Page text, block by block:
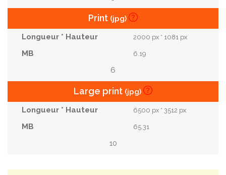
Print (jpg)
2000 px * 1081 px
6.19
6
Large print (jpg)
6500 px * 3512 px
65.31
10